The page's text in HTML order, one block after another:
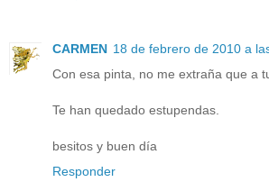
CARMEN 18 de febrero de 2010 a
Con esa pinta, no me extraña que a
Te han quedado estupendas.
besitos y buen día
Responder